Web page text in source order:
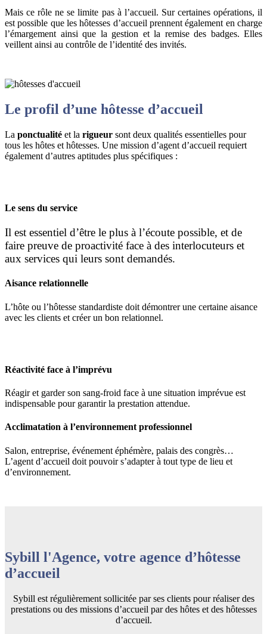
Mais ce rôle ne se limite pas à l’accueil. Sur certaines opérations, il
est possible que les hôtesses d’accueil prennent également en charge
l’émargement ainsi que la gestion et la remise des badges. Elles
veillent ainsi au contrôle de l’identité des invités.
Le profil d’une hôtesse d’accueil
La ponctualité et la rigueur sont deux qualités essentielles pour
tous les hôtes et hôtesses. Une mission d’agent d’accueil requiert
également d’autres aptitudes plus spécifiques :
Le sens du service
Il est essentiel d’être le plus à l’écoute possible, et de
faire preuve de proactivité face à des interlocuteurs et
aux services qui leurs sont demandés.
Aisance relationnelle
L’hôte ou l’hôtesse standardiste doit démontrer une certaine aisance
avec les clients et créer un bon relationnel.
Réactivité face à l’imprévu
Réagir et garder son sang-froid face à une situation imprévue est
indispensable pour garantir la prestation attendue.
Acclimatation à l’environnement professionnel
Salon, entreprise, événement éphémère, palais des congrès…
L’agent d’accueil doit pouvoir s’adapter à tout type de lieu et
d’environnement.
Sybill l'Agence, votre agence d’hôtesse
d’accueil
Sybill est régulièrement sollicitée par ses clients pour réaliser des
prestations ou des missions d’accueil par des hôtes et des hôtesses
d’accueil.